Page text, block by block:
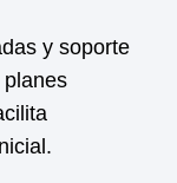
y soporte